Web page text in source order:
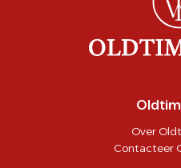
Over
Contacteer